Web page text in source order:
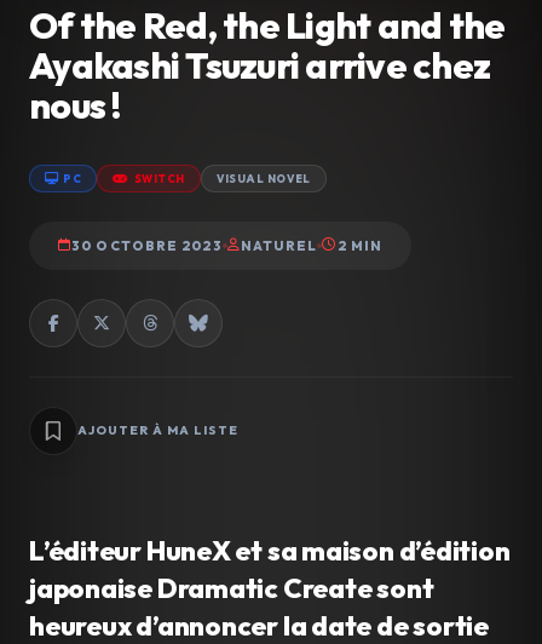
Of the Red, the Light and the
Ayakashi Tsuzuri arrive chez
nous !
PC SWITCH VISUAL NOVEL
30 OCTOBRE 2023 NATUREL 2 MIN
AJOUTER À MA LISTE
L’éditeur HuneX et sa maison d’édition
japonaise Dramatic Create sont
heureux d’annoncer la date de sortie